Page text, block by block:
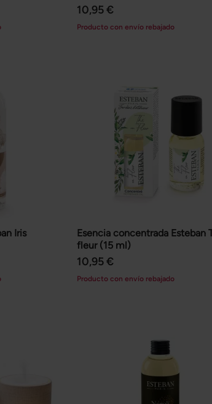
10,95 €
Producto con envío rebajado
Iris
Esencia concentrada Esteban
fleur (15 ml)
10,95 €
Producto con envío rebajado